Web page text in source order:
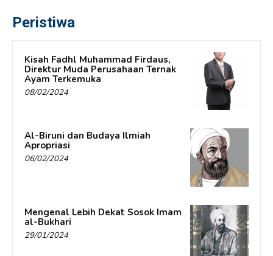
Peristiwa
Kisah Fadhl Muhammad Firdaus,
Direktur Muda Perusahaan Ternak
Ayam Terkemuka
08/02/2024
Al-Biruni dan Budaya Ilmiah
Apropriasi
06/02/2024
Mengenal Lebih Dekat Sosok Imam
al-Bukhari
29/01/2024